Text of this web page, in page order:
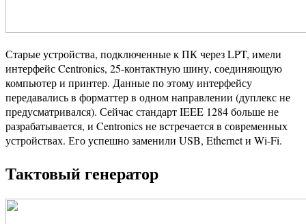
Старые устройства, подключенные к ПК через LPT, имели
интерфейс Centronics, 25-контактную шину, соединяющую
компьютер и принтер. Данные по этому интерфейсу
передавались в форматтер в одном направлении (дуплекс не
предусматривался). Сейчас стандарт IEEE 1284 больше не
разрабатывается, и Centronics не встречается в современных
устройствах. Его успешно заменили USB, Ethernet и Wi-Fi.
Тактовый генератор